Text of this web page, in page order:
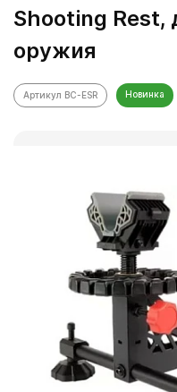
Shooting Rest,
оружия
Артикул BC-ESR Новинка